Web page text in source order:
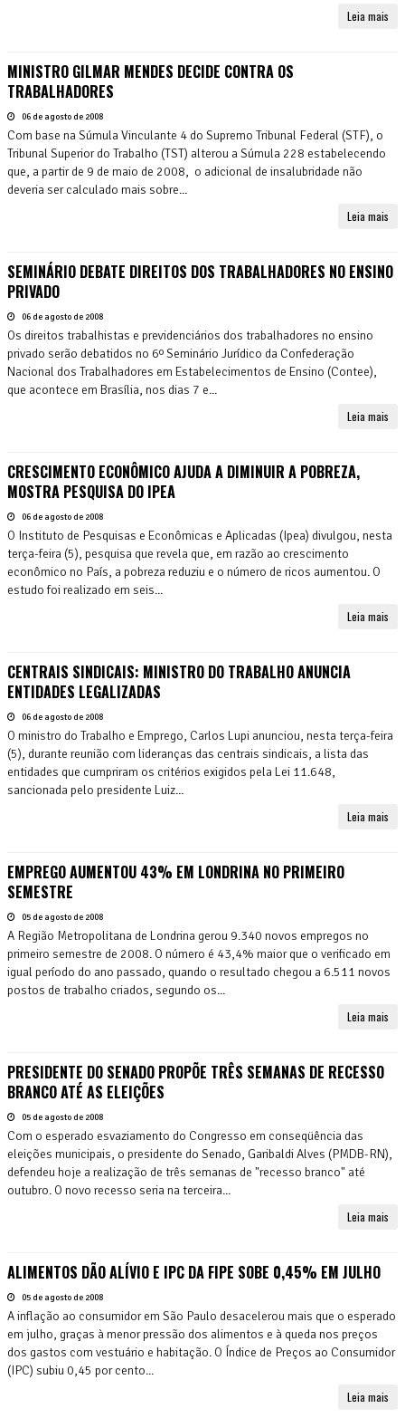
Leia mais
MINISTRO GILMAR MENDES DECIDE CONTRA OS
TRABALHADORES
06 de agosto de 2008
Com base na Súmula Vinculante 4 do Supremo Tribunal Federal (STF), o
Tribunal Superior do Trabalho (TST) alterou a Súmula 228 estabelecendo
que, a partir de 9 de maio de 2008, o adicional de insalubridade não
deveria ser calculado mais sobre...
Leia mais
SEMINÁRIO DEBATE DIREITOS DOS TRABALHADORES NO ENSINO
PRIVADO
06 de agosto de 2008
Os direitos trabalhistas e previdenciários dos trabalhadores no ensino
privado serão debatidos no 6º Seminário Jurídico da Confederação
Nacional dos Trabalhadores em Estabelecimentos de Ensino (Contee),
que acontece em Brasília, nos dias 7 e...
Leia mais
CRESCIMENTO ECONÔMICO AJUDA A DIMINUIR A POBREZA,
MOSTRA PESQUISA DO IPEA
06 de agosto de 2008
O Instituto de Pesquisas e Econômicas e Aplicadas (Ipea) divulgou, nesta
terça-feira (5), pesquisa que revela que, em razão ao crescimento
econômico no País, a pobreza reduziu e o número de ricos aumentou. O
estudo foi realizado em seis...
Leia mais
CENTRAIS SINDICAIS: MINISTRO DO TRABALHO ANUNCIA
ENTIDADES LEGALIZADAS
06 de agosto de 2008
O ministro do Trabalho e Emprego, Carlos Lupi anunciou, nesta terça-feira
(5), durante reunião com lideranças das centrais sindicais, a lista das
entidades que cumpriram os critérios exigidos pela Lei 11.648,
sancionada pelo presidente Luiz...
Leia mais
EMPREGO AUMENTOU 43% EM LONDRINA NO PRIMEIRO
SEMESTRE
05 de agosto de 2008
A Região Metropolitana de Londrina gerou 9.340 novos empregos no
primeiro semestre de 2008. O número é 43,4% maior que o verificado em
igual período do ano passado, quando o resultado chegou a 6.511 novos
postos de trabalho criados, segundo os...
Leia mais
PRESIDENTE DO SENADO PROPÕE TRÊS SEMANAS DE RECESSO
BRANCO ATÉ AS ELEIÇÕES
05 de agosto de 2008
Com o esperado esvaziamento do Congresso em conseqüência das
eleições municipais, o presidente do Senado, Garibaldi Alves (PMDB-RN),
defendeu hoje a realização de três semanas de "recesso branco" até
outubro. O novo recesso seria na terceira...
Leia mais
ALIMENTOS DÃO ALÍVIO E IPC DA FIPE SOBE 0,45% EM JULHO
05 de agosto de 2008
A inflação ao consumidor em São Paulo desacelerou mais que o esperado
em julho, graças à menor pressão dos alimentos e à queda nos preços
dos gastos com vestuário e habitação. O Índice de Preços ao Consumidor
(IPC) subiu 0,45 por cento...
Leia mais